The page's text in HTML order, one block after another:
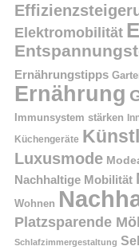
Elektromobilität
Ernährungstipps
Ernährung
Immunsystem stärken
Küchengeräte
Luxusmode
Nachhaltige Mobilität
Wohnen
Platzsparende
Schlafzimmergestaltung